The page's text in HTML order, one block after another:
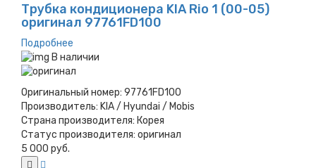
Трубка кондиционера KIA Rio 1 (00-05)
оригинал 97761FD100
Подробнее
В наличии
Оригинальный номер: 97761FD100
Производитель: KIA / Hyundai / Mobis
Страна производителя: Корея
Статус производителя: оригинал
5 000 руб.